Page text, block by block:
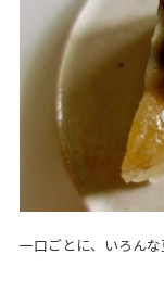
一口ごとに、いろんな